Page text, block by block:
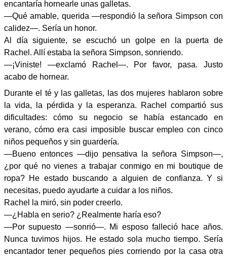
encantaría hornearle unas galletas.
—Qué amable, querida —respondió la señora Simpson con
calidez—. Sería un honor.
Al día siguiente, se escuchó un golpe en la puerta de
Rachel. Allí estaba la señora Simpson, sonriendo.
—¡Viniste! —exclamó Rachel—. Por favor, pasa. Justo
acabo de hornear.
Durante el té y las galletas, las dos mujeres hablaron sobre
la vida, la pérdida y la esperanza. Rachel compartió sus
dificultades: cómo su negocio se había estancado en
verano, cómo era casi imposible buscar empleo con cinco
niños pequeños y sin guardería.
—Bueno entonces —dijo pensativa la señora Simpson—,
¿por qué no vienes a trabajar conmigo en mi boutique de
ropa? He estado buscando a alguien de confianza. Y si
necesitas, puedo ayudarte a cuidar a los niños.
Rachel la miró, sin poder creerlo.
—¿Habla en serio? ¿Realmente haría eso?
—Por supuesto —sonrió—. Mi esposo falleció hace años.
Nunca tuvimos hijos. He estado sola mucho tiempo. Sería
encantador tener pequeños pies corriendo por la casa otra